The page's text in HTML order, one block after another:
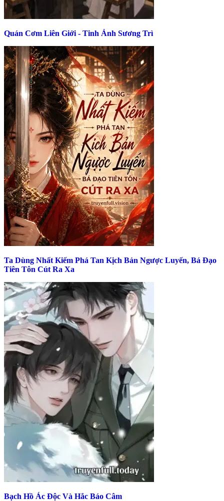
Quán Cơm Liên Giới - Tinh Ảnh Sương Trì
Ta Dùng Nhất Kiếm Phá Tan Kịch Bản Ngược Luyến, Bá Đạo
Tiên Tôn Cút Ra Xa
Bạch Hồ Ác Độc Và Hắc Báo Câm